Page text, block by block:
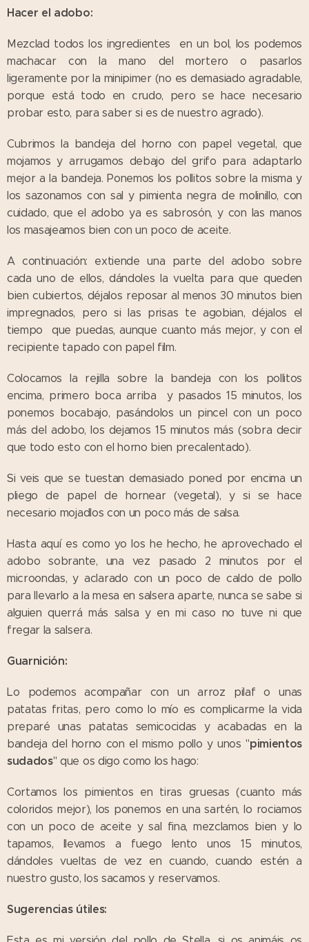
Hacer el adobo:
Mezclad todos los ingredientes en un bol, los podemos
machacar con la mano del mortero o pasarlos
ligeramente por la minipimer (no es demasiado agradable,
porque está todo en crudo, pero se hace necesario
probar esto, para saber si es de nuestro agrado).
Cubrimos la bandeja del horno con papel vegetal, que
mojamos y arrugamos debajo del grifo para adaptarlo
mejor a la bandeja. Ponemos los pollitos sobre la misma y
los sazonamos con sal y pimienta negra de molinillo, con
cuidado, que el adobo ya es sabrosón, y con las manos
los masajeamos bien con un poco de aceite.
A continuación: extiende una parte del adobo sobre
cada uno de ellos, dándoles la vuelta para que queden
bien cubiertos, déjalos reposar al menos 30 minutos bien
impregnados, pero si las prisas te agobian, déjalos el
tiempo que puedas, aunque cuanto más mejor, y con el
recipiente tapado con papel film.
Colocamos la rejilla sobre la bandeja con los pollitos
encima, primero boca arriba y pasados 15 minutos, los
ponemos bocabajo, pasándolos un pincel con un poco
más del adobo, los dejamos 15 minutos más (sobra decir
que todo esto con el horno bien precalentado).
Si veis que se tuestan demasiado poned por encima un
pliego de papel de hornear (vegetal), y si se hace
necesario mojadlos con un poco más de salsa.
Hasta aquí es como yo los he hecho, he aprovechado el
adobo sobrante, una vez pasado 2 minutos por el
microondas, y aclarado con un poco de caldo de pollo
para llevarlo a la mesa en salsera aparte, nunca se sabe si
alguien querrá más salsa y en mi caso no tuve ni que
fregar la salsera.
Guarnición:
Lo podemos acompañar con un arroz pilaf o unas
patatas fritas, pero como lo mío es complicarme la vida
preparé unas patatas semicocidas y acabadas en la
bandeja del horno con el mismo pollo y unos "pimientos
sudados" que os digo como los hago:
Cortamos los pimientos en tiras gruesas (cuanto más
coloridos mejor), los ponemos en una sartén, lo rociamos
con un poco de aceite y sal fina, mezclamos bien y lo
tapamos, llevamos a fuego lento unos 15 minutos,
dándoles vueltas de vez en cuando, cuando estén a
nuestro gusto, los sacamos y reservamos.
Sugerencias útiles: